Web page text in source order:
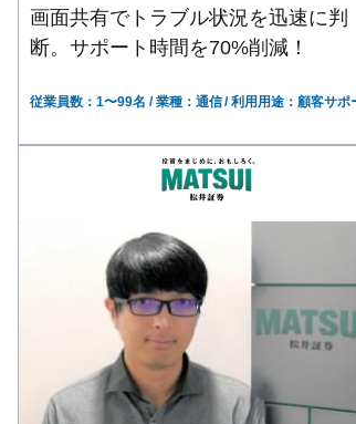
画面共有でトラブル状況を迅速に判
断。サポート時間を70%削減！
従業員数：1〜99名 業種：通信 利用用途：顧客サポ